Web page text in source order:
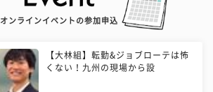
オンラインイベントの参加申込
【大林組】転勤&ジョブローテは怖
くない！九州の現場から設